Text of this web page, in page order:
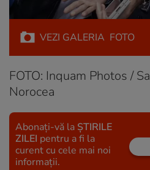
VEZI GALERIA FOTO
FOTO: Inquam Photos /
Norocea
Abonați-vă la ȘTIRILE
ZILEI pentru a fi la
curent cu cele mai noi
informații.